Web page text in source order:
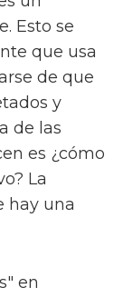
Esto se
que usa
de que
y
de las
es ¿cómo
La
hay una
en